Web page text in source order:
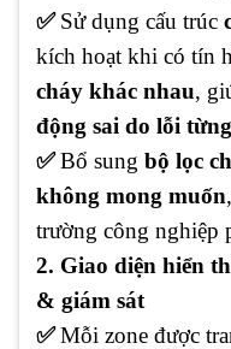
✅ Sử dụng cấu trúc
kích hoạt khi có tín
cháy khác nhau,
động sai do lỗi
✅Bổ sung bộ lọc
không mong muốn
trường công nghiệp
2. Giao diện hiển
& giám sát
✅Mỗi zone được